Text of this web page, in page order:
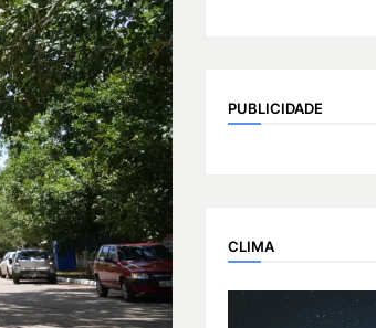
PUBLICIDADE
CLIMA